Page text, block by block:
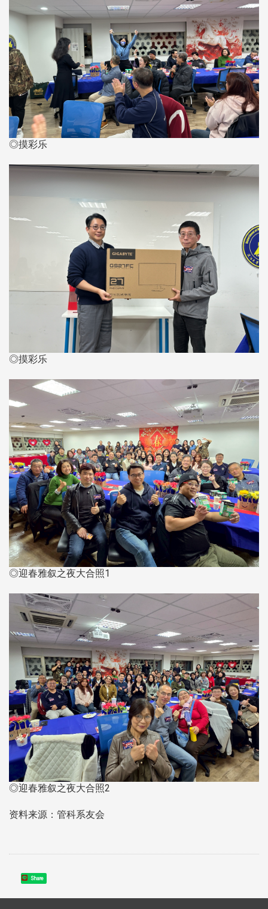
◎摸彩乐
◎摸彩乐
◎迎春雅叙之夜大合照1
◎迎春雅叙之夜大合照2
资料来源：管科系友会
Share